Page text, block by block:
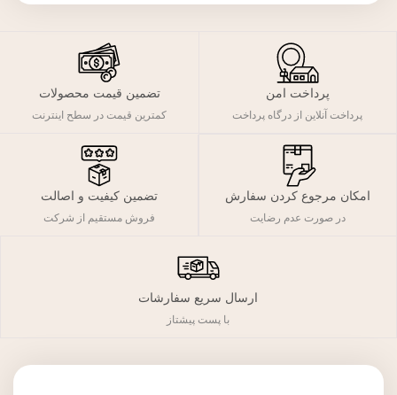
پرداخت امن
پرداخت آنلاین از درگاه پرداخت
تضمین قیمت محصولات
کمترین قیمت در سطح اینترنت
امکان مرجوع کردن سفارش
در صورت عدم رضایت
تضمین کیفیت و اصالت
فروش مستقیم از شرکت
ارسال سریع سفارشات
با پست پیشتاز